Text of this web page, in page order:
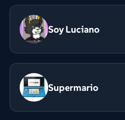
Soy Luciano
Supermario